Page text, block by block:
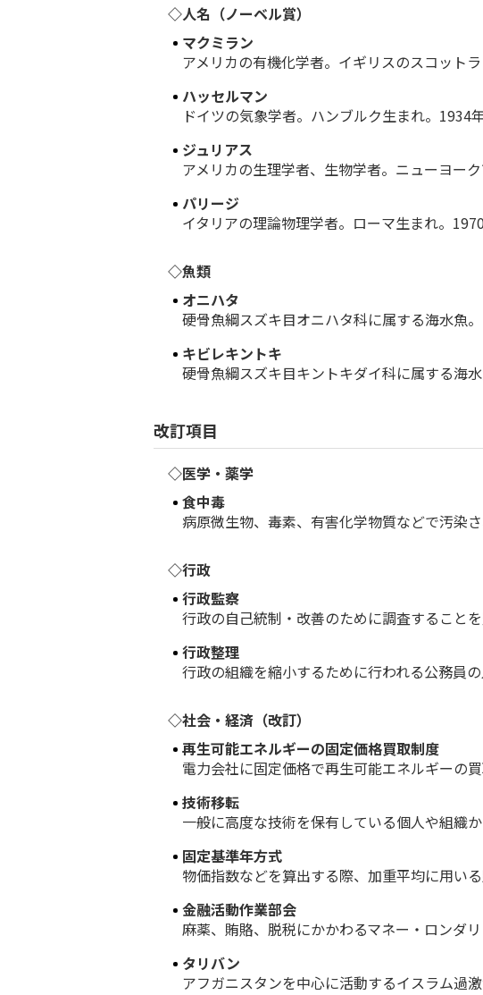
◇人名（ノーベル賞）
マクミラン
アメリカの有機化学者。イギリスのスコット
ハッセルマン
ドイツの気象学者。ハンブルク生まれ。1934
ジュリアス
アメリカの生理学者、生物学者。ニューヨー
パリージ
イタリアの理論物理学者。ローマ生まれ。
◇魚類
オニハタ
硬骨魚綱スズキ目オニハタ科に属する海水魚
キビレキントキ
硬骨魚綱スズキ目キントキダイ科に属する海
改訂項目
◇医学・薬学
食中毒
病原微生物、毒素、有害化学物質などで汚染
◇行政
行政監察
行政の自己統制・改善のために調査すること
行政整理
行政の組織を縮小するために行われる公務員
◇社会・経済（改訂）
再生可能エネルギーの固定価格買取制度
電力会社に固定価格で再生可能エネルギーの
技術移転
一般に高度な技術を保有している個人や組織
固定基準年方式
物価指数などを算出する際、加重平均に用い
金融活動作業部会
麻薬、賄賂、脱税にかかわるマネー・ロンダ
タリバン
アフガニスタンを中心に活動するイスラム過